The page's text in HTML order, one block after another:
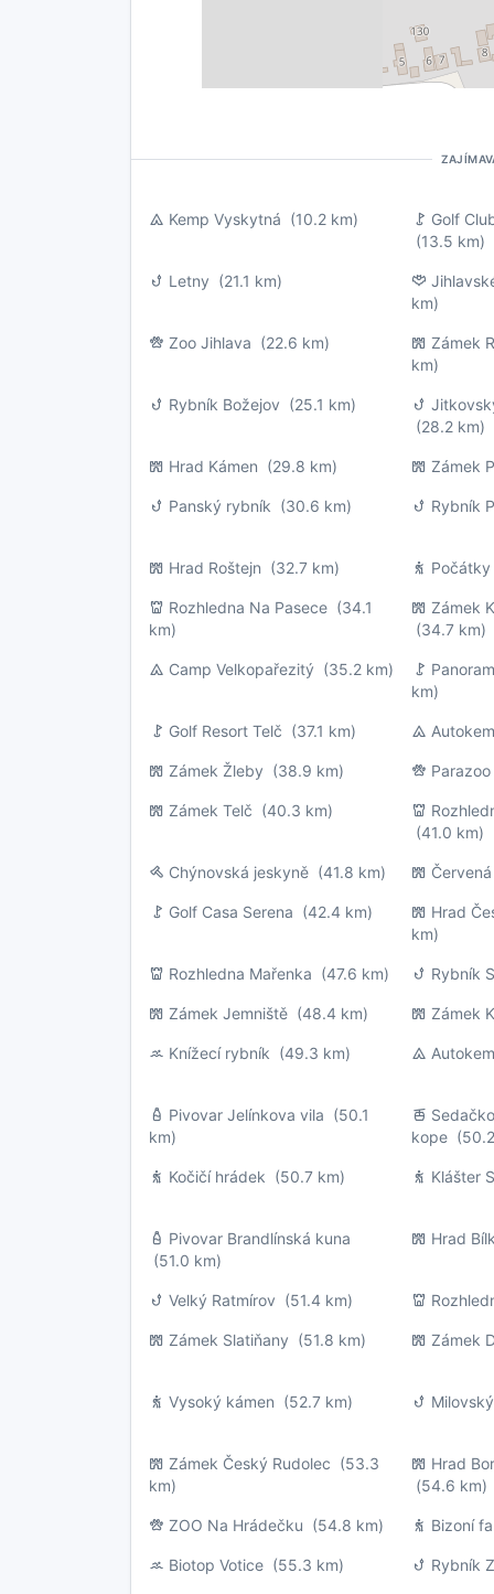
Kemp Vyskytná (10.2 km)
Golf
(13.5 km)
Letny (21.1 km)
km)
Zoo Jihlava (22.6 km)
Zámek
km)
Rybník Božejov (25.1 km)
(28.2 km)
Hrad Kámen (29.8 km) Zámek
Panský rybník (30.6 km) Rybník
Hrad Roštejn (32.7 km) Počátky
Rozhledna Na Pasece (34.1
km)
Zámek
(34.7 km)
Camp Velkopařezitý (35.2 km)
km)
Golf Resort Telč (37.1 km)
Zámek Žleby (38.9 km)
Zámek Telč (40.3 km)
(41.0 km)
Chýnovská jeskyně (41.8 km)
Golf Casa Serena (42.4 km)
Hrad
km)
Rozhledna Mařenka (47.6 km) Rybník
Zámek Jemniště (48.4 km) Zámek
Knížecí rybník (49.3 km)
Pivovar Jelínkova vila (50.1
km)
kope
Kočičí hrádek (50.7 km) Klášter
Pivovar Brandlínská kuna
(51.0 km)
Hrad
Velký Ratmírov (51.4 km)
Zámek Slatiňany (51.8 km) Zámek
Vysoký kámen (52.7 km)
Zámek Český Rudolec (53.3
km)
Hrad
(54.6 km)
ZOO Na Hrádečku (54.8 km) Bizoní
Biotop Votice (55.3 km) Rybník